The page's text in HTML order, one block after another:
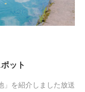
ット
」を紹介しました放送